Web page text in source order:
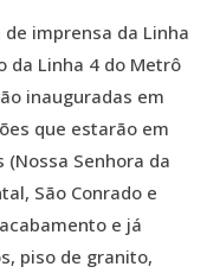
imprensa da Linha
da Linha 4 do Metrô
inauguradas em
que estarão em
(Nossa Senhora da
São Conrado e
e já
piso de granito,